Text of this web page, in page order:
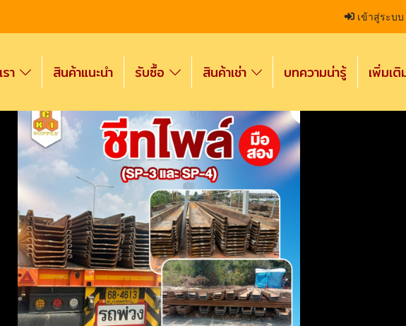
เข้าสู่ระบบ
า สินค้าแนะนำ รับซื้อ สินค้าเช่า บทความน่ารู้ เพิ่มเติ